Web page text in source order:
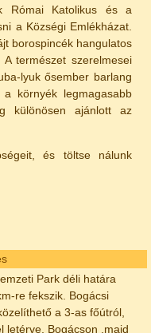
Római Katolikus és a
a Községi Emlékházat.
borospincék hangulatos
természet szerelmesei
lyuk ősember barlang
környék legmagasabb
különösen ajánlott az
és töltse nálunk
Park déli határa
re fekszik. Bogácsi
a 3-as főútról,
letérve, Bogácson ,majd